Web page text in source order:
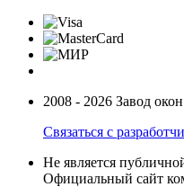
2008 - 2026 Завод
Связаться с
Не является
Официальный сайт